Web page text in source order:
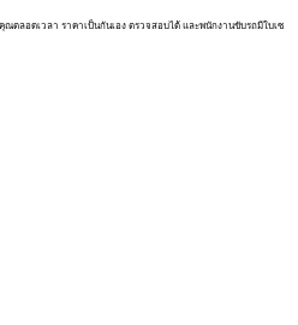
ณตลอดเวลา ราคาเป็นกันเอง ตรวจสอบได้ และพนักงานขับรถมีใบเซ